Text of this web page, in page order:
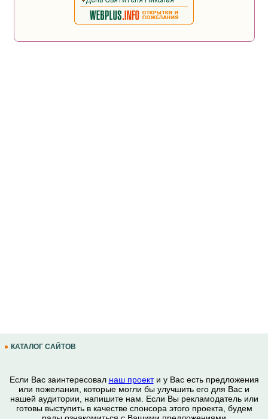
КАТАЛОГ САЙТОВ
Если Вас заинтересовал наш проекти у Вас есть предложения
или пожелания, которые могли бы улучшить его для Вас и
нашей аудитории, напишите нам. Если Вы рекламодатель или
готовы выступить в качестве спонсора этого проекта, будем